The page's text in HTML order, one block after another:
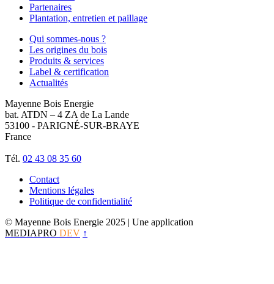
Partenaires
Plantation, entretien et paillage
Qui sommes-nous ?
Les origines du bois
Produits & services
Label & certification
Actualités
Mayenne Bois Energie
bat. ATDN – 4 ZA de La Lande
53100 - PARIGNÉ-SUR-BRAYE
France
Tél. 02 43 08 35 60
Contact
Mentions légales
Politique de confidentialité
© Mayenne Bois Energie 2025 | Une application
MEDIAPRO DEV ↑